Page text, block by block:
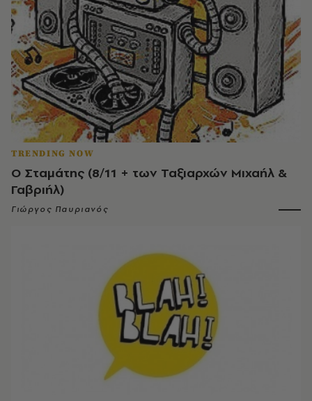
TRENDING NOW
Ο Σταμάτης (8/11 + των Ταξιαρχών Μιχαήλ &
Γαβριήλ)
Γιώργος Παυριανός